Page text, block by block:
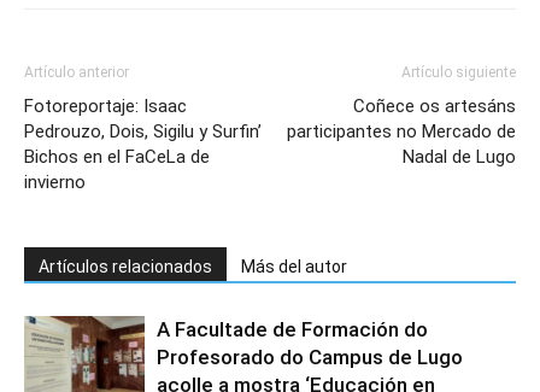
Artículo anterior
Fotoreportaje: Isaac
Pedrouzo, Dois, Sigilu y Surfin’
Bichos en el FaCeLa de
invierno
Artículo siguiente
Coñece os artesáns
participantes no Mercado de
Nadal de Lugo
Artículos relacionados Más del autor
A Facultade de Formación do
Profesorado do Campus de Lugo
acolle a mostra ‘Educación en